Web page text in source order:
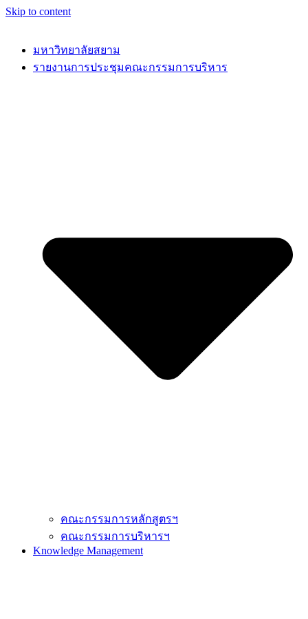
Skip to content
มหาวิทยาลัยสยาม
รายงานการประชุมคณะกรรมการบริหาร
คณะกรรมการหลักสูตรฯ
คณะกรรมการบริหารฯ
Knowledge Management